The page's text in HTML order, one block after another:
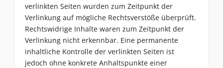
verlinkten Seiten wurden zum Zeitpunkt der
Verlinkung auf mögliche Rechtsverstöße überprüft.
Rechtswidrige Inhalte waren zum Zeitpunkt der
Verlinkung nicht erkennbar. Eine permanente
inhaltliche Kontrolle der verlinkten Seiten ist
jedoch ohne konkrete Anhaltspunkte einer